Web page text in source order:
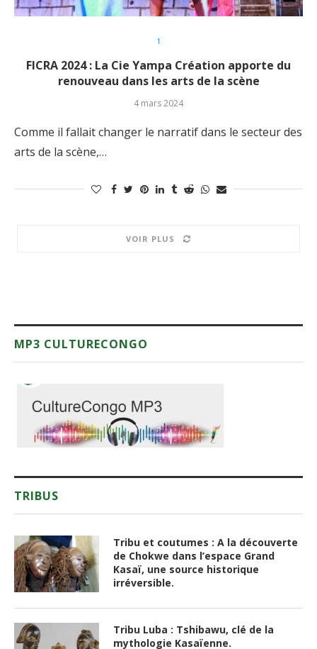
1
FICRA 2024 : La Cie Yampa Création apporte du
renouveau dans les arts de la scène
4 mars 2024
Comme il fallait changer le narratif dans le secteur des
arts de la scène,…
VOIR PLUS
MP3 CULTURECONGO
TRIBUS
Tribu et coutumes : A la découverte
de Chokwe dans l’espace Grand
Kasaï, une source historique
irréversible.
Tribu Luba : Tshibawu, clé de la
mythologie Kasaïenne.